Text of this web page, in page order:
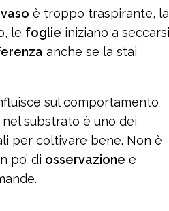
vaso è troppo traspirante, la
le foglie iniziano a
anche se la stai
sul comportamento
nel substrato è uno dei
per coltivare bene. Non è
po’ di osservazione e